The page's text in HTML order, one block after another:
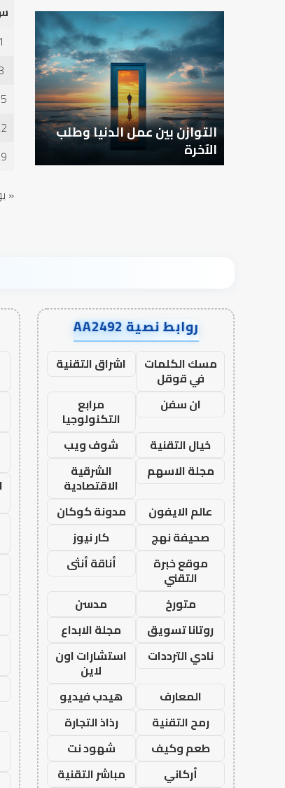
التوازن
عمل
الدنيا
وطلب
الآخرة
التوازن بين عمل الدنيا وطلب
الآخرة
1
«
روابط نصية AA2492
مسك الكلمات
في قوقل
اشراق التقنية
ان سفن
مرابع
التكنولوجيا
خيال التقنية
شوف ويب
مجلة الاسهم
الشرقية
الاقتصادية
عالم الايفون
مدونة كوكان
صحيفة نهج
كار نيوز
موقع خبرة
التقني
أناقة أنثى
متورخ
مدسن
روتانا تسويق
مجلة الابداع
نادي الترددات
استشارات اون
لاين
المعارف
هيدب فيديو
رمح التقنية
رذاذ التجارة
طعم وكيف
شهود نت
أركاني
مباشر التقنية